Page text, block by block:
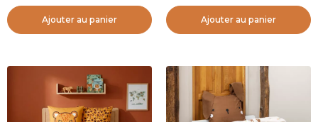
Ajouter au panier Ajouter au panier